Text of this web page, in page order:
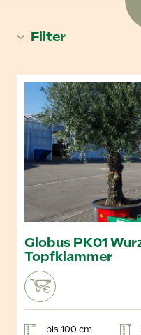
Filter
Globus PK01
Topfklammer
bis 100 cm